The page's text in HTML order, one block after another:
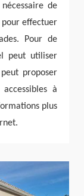
de
effectuer
Pour de
peut utiliser
proposer
à
plus